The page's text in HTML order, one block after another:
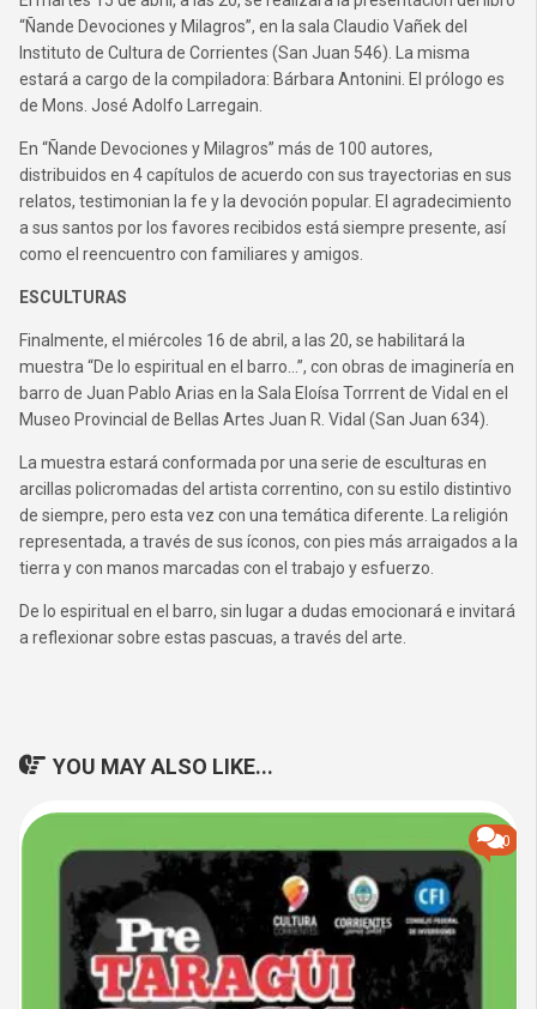
“Ñande Devociones y Milagros”, en la sala Claudio Vañek del
Instituto de Cultura de Corrientes (San Juan 546). La misma
estará a cargo de la compiladora: Bárbara Antonini. El prólogo es
de Mons. José Adolfo Larregain.
En “Ñande Devociones y Milagros” más de 100 autores,
distribuidos en 4 capítulos de acuerdo con sus trayectorias en sus
relatos, testimonian la fe y la devoción popular. El agradecimiento
a sus santos por los favores recibidos está siempre presente, así
como el reencuentro con familiares y amigos.
ESCULTURAS
Finalmente, el miércoles 16 de abril, a las 20, se habilitará la
muestra “De lo espiritual en el barro…”, con obras de imaginería en
barro de Juan Pablo Arias en la Sala Eloísa Torrrent de Vidal en el
Museo Provincial de Bellas Artes Juan R. Vidal (San Juan 634).
La muestra estará conformada por una serie de esculturas en
arcillas policromadas del artista correntino, con su estilo distintivo
de siempre, pero esta vez con una temática diferente. La religión
representada, a través de sus íconos, con pies más arraigados a la
tierra y con manos marcadas con el trabajo y esfuerzo.
De lo espiritual en el barro, sin lugar a dudas emocionará e invitará
a reflexionar sobre estas pascuas, a través del arte.
YOU MAY ALSO LIKE...
0